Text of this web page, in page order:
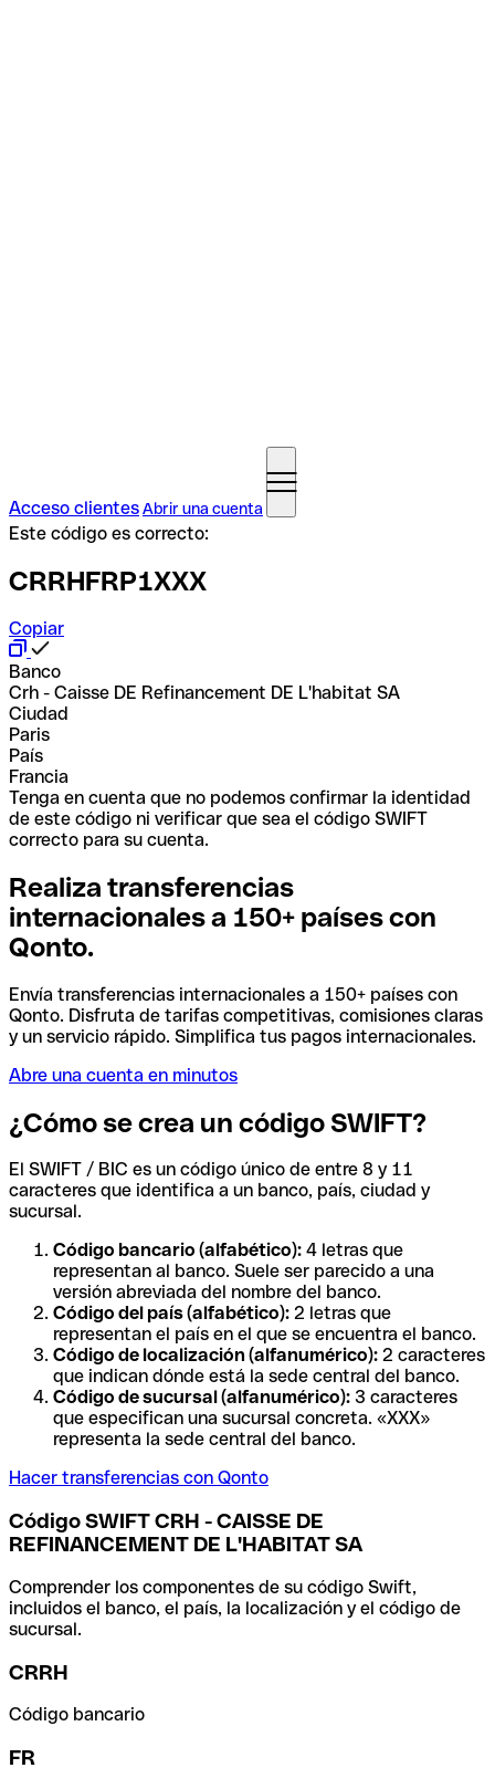
Acceso clientesAbrir una cuenta
Este código es correcto:
CRRHFRP1XXX
Copiar
Banco
Crh - Caisse DE Refinancement DE L'habitat SA
Ciudad
Paris
País
Francia
Tenga en cuenta que no podemos confirmar la identidad
de este código ni verificar que sea el código SWIFT
correcto para su cuenta.
Realiza transferencias
internacionales a 150+ países con
Qonto.
Envía transferencias internacionales a 150+ países con
Qonto. Disfruta de tarifas competitivas, comisiones claras
y un servicio rápido. Simplifica tus pagos internacionales.
Abre una cuenta en minutos
¿Cómo se crea un código SWIFT?
El SWIFT / BIC es un código único de entre 8 y 11
caracteres que identifica a un banco, país, ciudad y
sucursal.
Código bancario (alfabético): 4 letras que
representan al banco. Suele ser parecido a una
versión abreviada del nombre del banco.
Código del país (alfabético): 2 letras que
representan el país en el que se encuentra el banco.
Código de localización (alfanumérico): 2 caracteres
que indican dónde está la sede central del banco.
Código de sucursal (alfanumérico): 3 caracteres
que especifican una sucursal concreta. «XXX»
representa la sede central del banco.
Hacer transferencias con Qonto
Código SWIFT CRH - CAISSE DE
REFINANCEMENT DE L'HABITAT SA
Comprender los componentes de su código Swift,
incluidos el banco, el país, la localización y el código de
sucursal.
CRRH
Código bancario
FR